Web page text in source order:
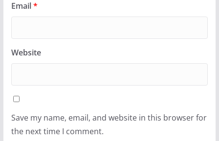
Email*
Website
Save my name, email, and website in this browser for
the next time I comment.